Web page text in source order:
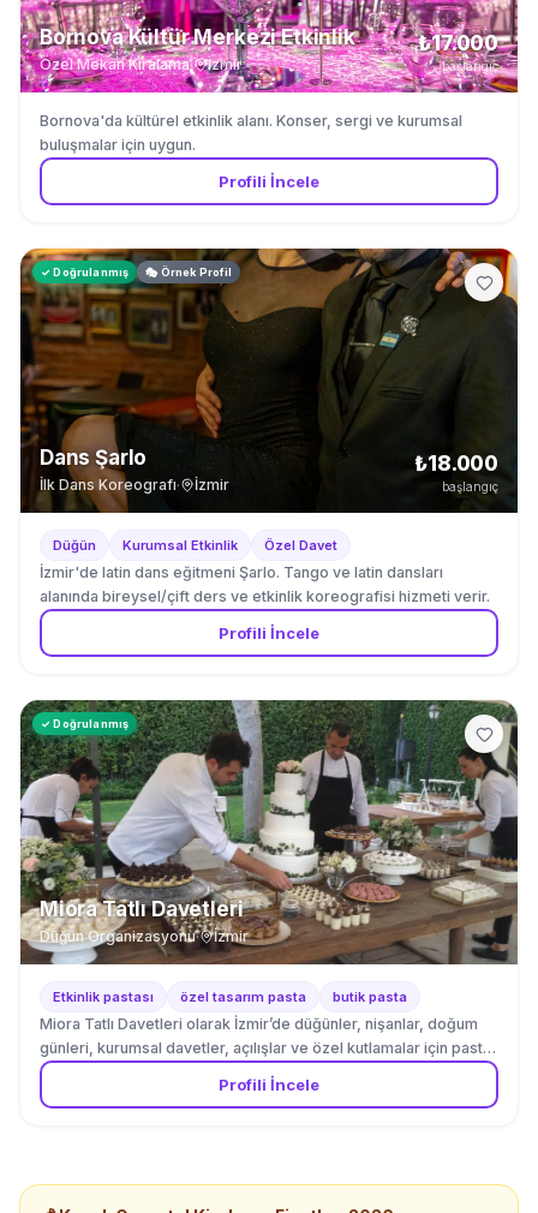
Bornova Kültür Merkezi Etkinlik
Özel Mekan Kiralama· İzmir
₺17.000
başlangıç
Bornova'da kültürel etkinlik alanı. Konser, sergi ve kurumsal
buluşmalar için uygun.
Profili İncele
✓ Doğrulanmış 🎭 Örnek Profil
Dans Şarlo
İlk Dans Koreografı· İzmir
₺18.000
başlangıç
Düğün Kurumsal Etkinlik Özel Davet
İzmir'de latin dans eğitmeni Şarlo. Tango ve latin dansları
alanında bireysel/çift ders ve etkinlik koreografisi hizmeti verir.
Profili İncele
✓ Doğrulanmış
Miora Tatlı Davetleri
Düğün Organizasyonu· İzmir
Etkinlik pastası özel tasarım pasta butik pasta
Miora Tatlı Davetleri olarak İzmir’de düğünler, nişanlar, doğum
günleri, kurumsal davetler, açılışlar ve özel kutlamalar için pasta
ve tatlı sunumları hazırlıyoruz. Organizasyonun konseptine,
davetli sayısına ve servis biçimine göre kişiye özel menüler
Profili İncele